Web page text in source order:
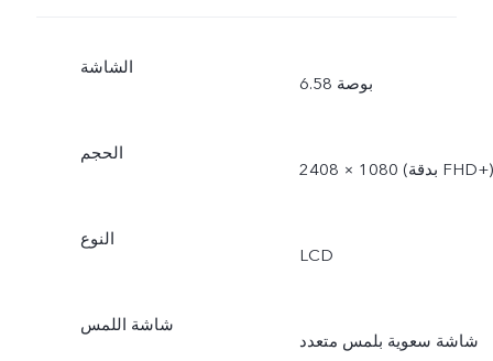
الشاشة
6.58 بوصة
الحجم
2408 × 1080 (بدقة FHD+‎)
النوع
LCD
شاشة اللمس
شاشة سعوية بلمس متعدد